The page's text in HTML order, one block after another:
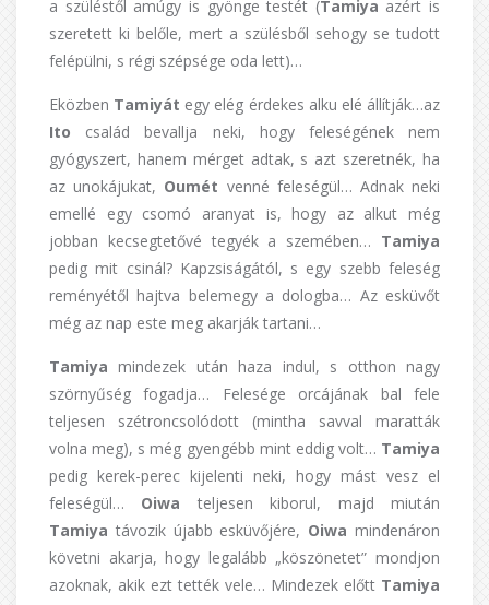
a szüléstől amúgy is gyönge testét (Tamiya azért is
szeretett ki belőle, mert a szülésből sehogy se tudott
felépülni, s régi szépsége oda lett)…
Eközben Tamiyát egy elég érdekes alku elé állítják…az
Ito család bevallja neki, hogy feleségének nem
gyógyszert, hanem mérget adtak, s azt szeretnék, ha
az unokájukat, Oumét venné feleségül… Adnak neki
emellé egy csomó aranyat is, hogy az alkut még
jobban kecsegtetővé tegyék a szemében… Tamiya
pedig mit csinál? Kapzsiságától, s egy szebb feleség
reményétől hajtva belemegy a dologba… Az esküvőt
még az nap este meg akarják tartani…
Tamiyamindezek után haza indul, s otthon nagy
szörnyűség fogadja… Felesége orcájának bal fele
teljesen szétroncsolódott (mintha savval maratták
volna meg), s még gyengébb mint eddig volt… Tamiya
pedig kerek-perec kijelenti neki, hogy mást vesz el
feleségül… Oiwa teljesen kiborul, majd miután
Tamiya távozik újabb esküvőjére, Oiwamindenáron
követni akarja, hogy legalább „köszönetet” mondjon
azoknak, akik ezt tették vele… Mindezek előtt Tamiya